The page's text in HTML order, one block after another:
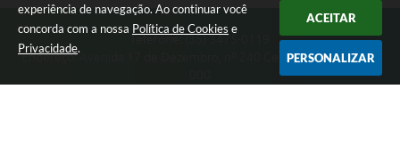
experiência de navegação. Ao continuar você
concorda com a nossa Política de Cookies e
Privacidade.
ACEITAR
PERSONALIZAR
Telefone: (35) 3475-0119
Endereço: Avenida 17 de Dezembro, nº 240 Centro | CEP: 37280-